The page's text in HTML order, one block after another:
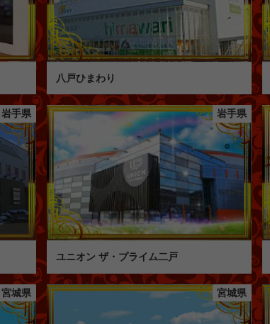
八戸ひまわり
岩手県 岩手県
ユニオン ザ・プライム二戸
宮城県 宮城県